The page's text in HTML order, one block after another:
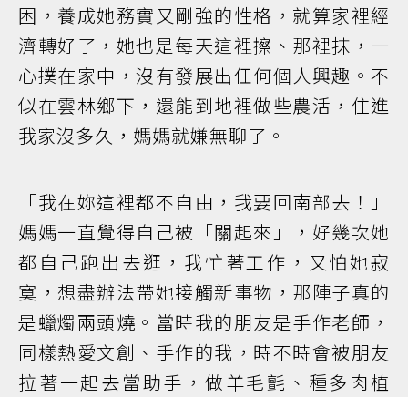
困，養成她務實又剛強的性格，就算家裡經
濟轉好了，她也是每天這裡擦、那裡抹，一
心撲在家中，沒有發展出任何個人興趣。不
似在雲林鄉下，還能到地裡做些農活，住進
我家沒多久，媽媽就嫌無聊了。
「我在妳這裡都不自由，我要回南部去！」
媽媽一直覺得自己被「關起來」，好幾次她
都自己跑出去逛，我忙著工作，又怕她寂
寞，想盡辦法帶她接觸新事物，那陣子真的
是蠟燭兩頭燒。當時我的朋友是手作老師，
同樣熱愛文創、手作的我，時不時會被朋友
拉著一起去當助手，做羊毛氈、種多肉植